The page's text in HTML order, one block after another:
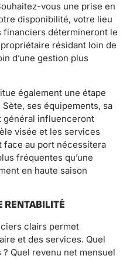
vous une prise en
disponibilité, votre lieu
détermineront le
résidant loin de
d’une gestion plus
également une étape
ses équipements, sa
général influenceront
visée et les services
face au port nécessitera
fréquentes qu’une
en haute saison
RENTABILITÉ
clairs permet
et des services. Quel
Quel revenu net mensuel